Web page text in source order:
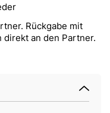
Rückgabe mit
an den Partner.